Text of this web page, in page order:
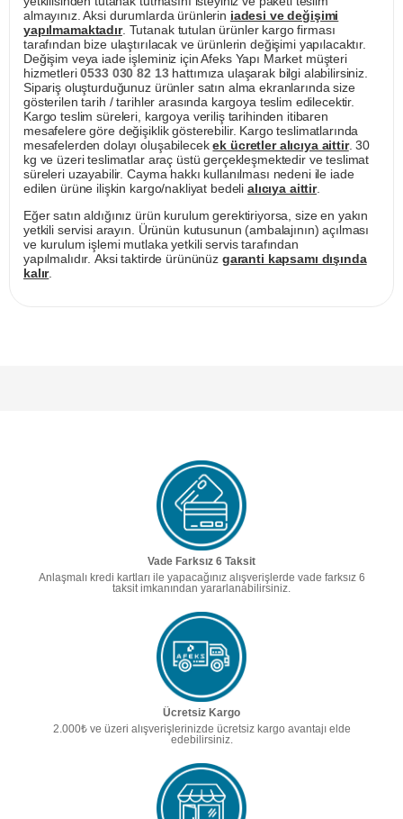
almayınız. Aksi durumlarda ürünlerin iadesi ve değişimi
yapılmamaktadır. Tutanak tutulan ürünler kargo firması
tarafından bize ulaştırılacak ve ürünlerin değişimi yapılacaktır.
Değişim veya iade işleminiz için Afeks Yapı Market müşteri
hizmetleri0533 030 82 13hattımıza ulaşarak bilgi alabilirsiniz.
Sipariş oluşturduğunuz ürünler satın alma ekranlarında size
gösterilen tarih / tarihler arasında kargoya teslim edilecektir.
Kargo teslim süreleri, kargoya veriliş tarihinden itibaren
mesafelere göre değişiklik gösterebilir. Kargo teslimatlarında
mesafelerden dolayı oluşabilecekek ücretler alıcıya aittir. 30
kg ve üzeri teslimatlar araç üstü gerçekleşmektedir ve teslimat
süreleri uzayabilir. Cayma hakkı kullanılması nedeni ile iade
edilen ürüne ilişkin kargo/nakliyat bedeli alıcıya aittir.
Eğer satın aldığınız ürün kurulum gerektiriyorsa, size en yakın
yetkili servisi arayın. Ürünün kutusunun (ambalajının) açılması
ve kurulum işlemi mutlaka yetkili servis tarafından
yapılmalıdır. Aksi taktirde ürününüz garanti kapsamı dışında
kalır.
Vade Farksız 6 Taksit
Anlaşmalı kredi kartları ile yapacağınız alışverişlerde vade farksız 6
taksit imkanından yararlanabilirsiniz.
Ücretsiz Kargo
2.000₺ ve üzeri alışverişlerinizde ücretsiz kargo avantajı elde
edebilirsiniz.